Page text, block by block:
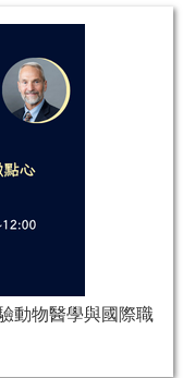
動物醫學與國際職